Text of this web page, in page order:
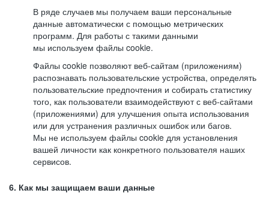
В ряде случаев мы получаем ваши персональные
данные автоматически с помощью метрических
программ. Для работы с такими данными
мы используем файлы cookie.
Файлы cookie позволяют веб-сайтам (приложениям)
распознавать пользовательские устройства, определять
пользовательские предпочтения и собирать статистику
того, как пользователи взаимодействуют с веб-сайтами
(приложениями) для улучшения опыта использования
или для устранения различных ошибок или багов.
Мы не используем файлы cookie для установления
вашей личности как конкретного пользователя наших
сервисов.
6. Как мы защищаем ваши данные